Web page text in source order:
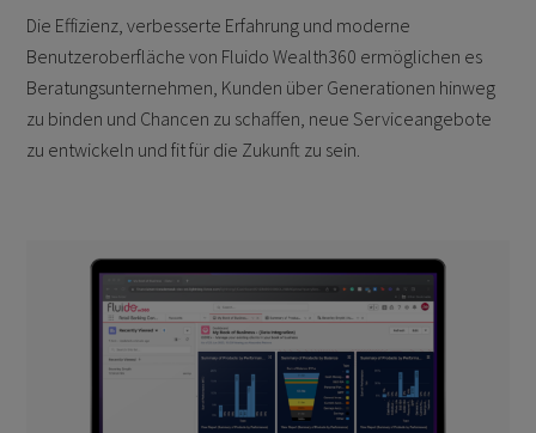
Die Effizienz, verbesserte Erfahrung und moderne
Benutzeroberfläche von Fluido Wealth360 ermöglichen es
Beratungsunternehmen, Kunden über Generationen hinweg
zu binden und Chancen zu schaffen, neue Serviceangebote
zu entwickeln und fit für die Zukunft zu sein.